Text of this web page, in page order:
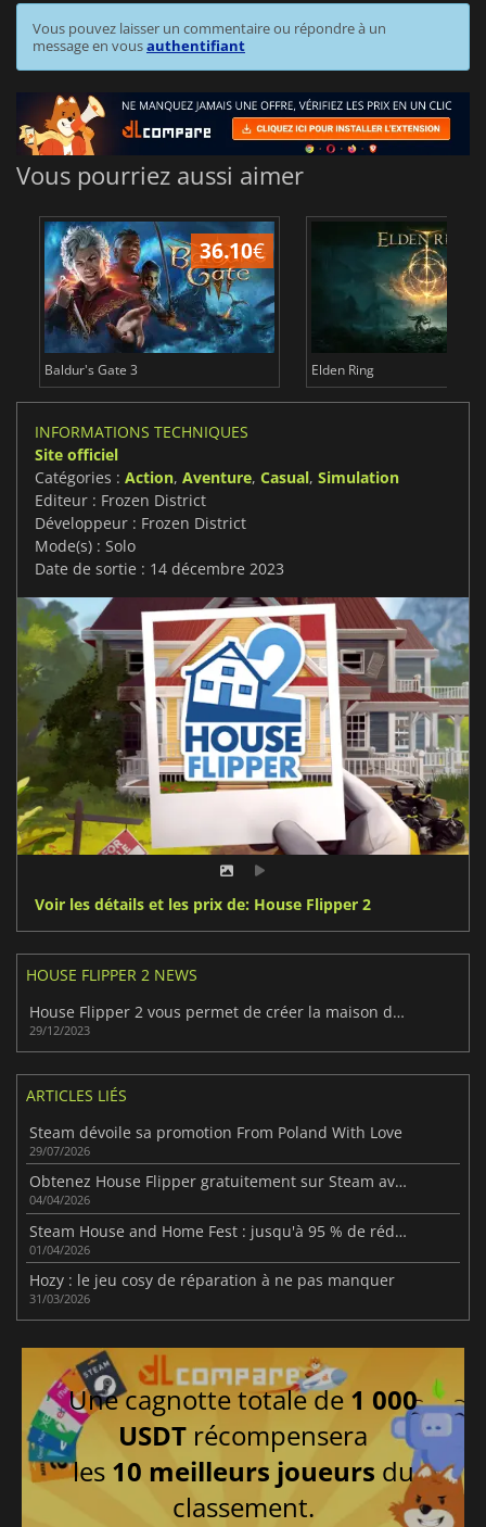
Vous pouvez laisser un commentaire ou répondre à un
message en vousauthentifiant
Vous pourriez aussi aimer
36.10€
Baldur's Gate 3 Elden Ring
INFORMATIONS TECHNIQUES
Site officiel
Catégories : Action, Aventure, Casual, Simulation
Editeur : Frozen District
Développeur : Frozen District
Mode(s) : Solo
Date de sortie : 14 décembre 2023
Voir les détails et les prix de: House Flipper 2
HOUSE FLIPPER 2 NEWS
House Flipper 2 vous permet de créer la maison de vos rêves
29/12/2023
ARTICLES LIÉS
Steam dévoile sa promotion From Poland With Love
29/07/2026
Obtenez House Flipper gratuitement sur Steam avant que cette offre à durée limitée ne prenne fin.
04/04/2026
Steam House and Home Fest : jusqu'à 95 % de réduction sur les jeux de simulation de rénovation
01/04/2026
Hozy : le jeu cosy de réparation à ne pas manquer
31/03/2026
Une cagnotte totale de 1 000
USDT récompensera
les 10 meilleurs joueurs du
classement.